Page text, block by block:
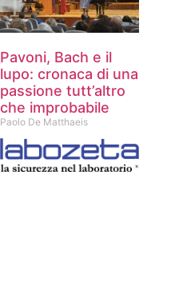
Pavoni, Bach e il
lupo: cronaca di una
passione tutt’altro
che improbabile
Paolo De Matthaeis